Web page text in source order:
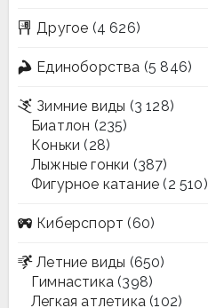
Другое (4 626)
Единоборства (5 846)
Зимние виды (3 128)
Биатлон (235)
Коньки (28)
Лыжные гонки (387)
Фигурное катание (2 510)
Киберспорт (60)
Летние виды (650)
Гимнастика (398)
Легкая атлетика (102)